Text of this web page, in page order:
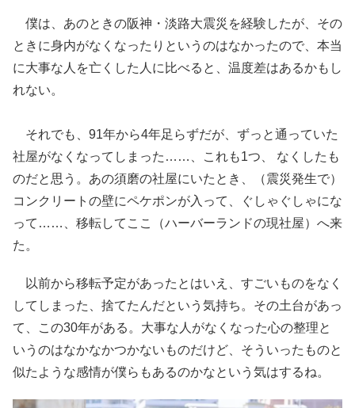
僕は、あのときの阪神・淡路大震災を経験したが、その
ときに身内がなくなったりというのはなかったので、本当
に大事な人を亡くした人に比べると、温度差はあるかもし
れない。
それでも、91年から4年足らずだが、ずっと通っていた
社屋がなくなってしまった……、これも1つ、 なくしたも
のだと思う。あの須磨の社屋にいたとき、（震災発生で）
コンクリートの壁にペケポンが入って、ぐしゃぐしゃにな
って……、移転してここ（ハーバーランドの現社屋）へ来
た。
以前から移転予定があったとはいえ、すごいものをなく
してしまった、捨てたんだという気持ち。その土台があっ
て、この30年がある。大事な人がなくなった心の整理と
いうのはなかなかつかないものだけど、そういったものと
似たような感情が僕らもあるのかなという気はするね。